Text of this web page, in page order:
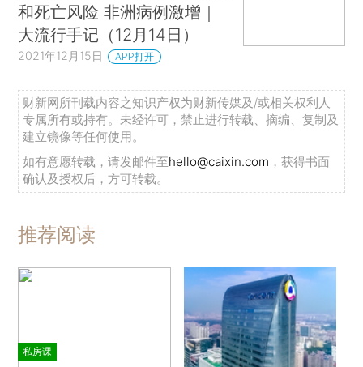
和死亡风险 非洲病例激增｜
大流行手记（12月14日）
2021年12月15日 APP打开
财新网所刊载内容之知识产权为财新传媒及/或相关权利人
专属所有或持有。未经许可，禁止进行转载、摘编、复制及
建立镜像等任何使用。
如有意愿转载，请发邮件至hello@caixin.com ，获得书面
确认及授权后，方可转载。
推荐阅读
私房课